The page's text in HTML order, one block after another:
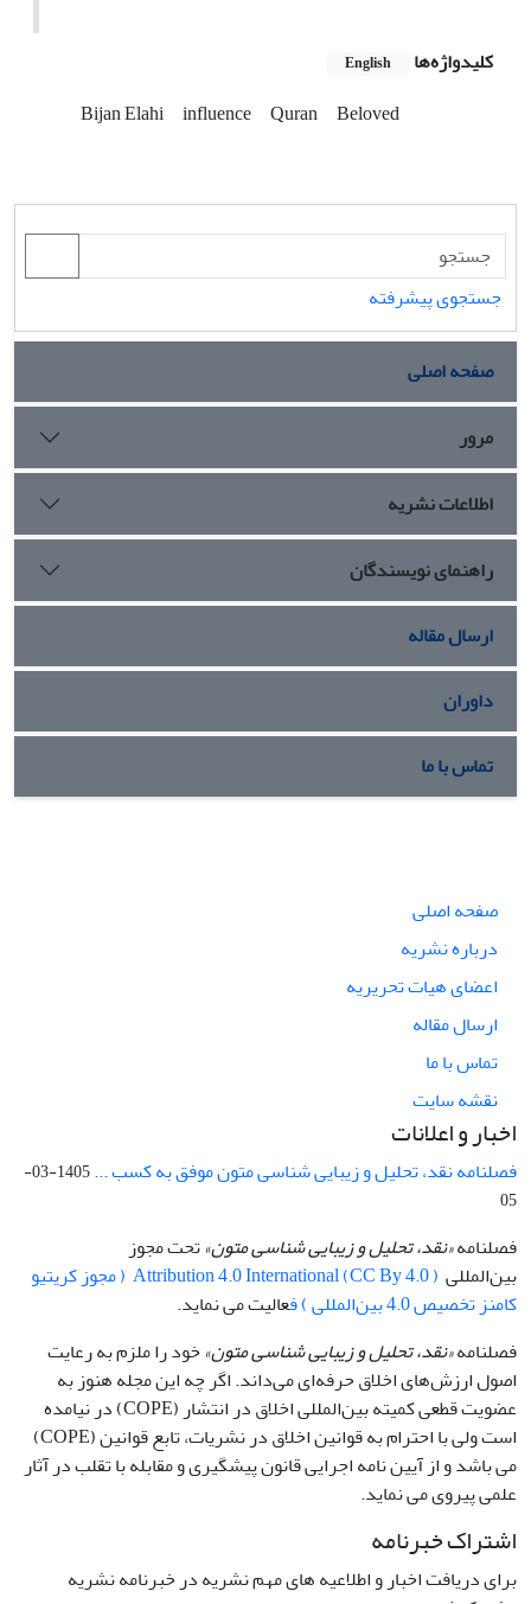
کلیدواژه‌ها English
Bijan Elahi influence Quran Beloved
جستجوی پیشرفته
صفحه اصلی
مرور
اطلاعات نشریه
راهنمای نویسندگان
ارسال مقاله
داوران
تماس با ما
صفحه اصلی
درباره نشریه
اعضای هیات تحریریه
ارسال مقاله
تماس با ما
نقشه سایت
اخبار و اعلانات
فصلنامه نقد، تحلیل و زیبایی شناسی متون موفق به کسب ...
1405-03-
05
فصلنامه«نقد، تحلیل و زیبایی شناسی متون»تحت مجوز
بین‌المللی
Attribution 4.0 International (CC By 4.0 ) ( مجوز کریتیو
کامنز تخصیص 4.0 بین‌المللی ) ف
عالیت می نماید.
فصلنامه«نقد، تحلیل و زیبایی شناسی متون»خود را ملزم به رعایت
اصول ارزش‌های اخلاق حرفه‌ای می‌داند. اگر چه این مجله هنوز به
عضویت قطعی کمیته بین‌المللی اخلاق در انتشار (COPE) در نیامده
است ولی با احترام به قوانین اخلاق در نشریات، تابع قوانین (COPE)
می باشد و از آیین نامه اجرایی قانون پیشگیری و مقابله با تقلب در آثار
علمی پیروی می نماید.
اشتراک خبرنامه
برای دریافت اخبار و اطلاعیه های مهم نشریه در خبرنامه نشریه